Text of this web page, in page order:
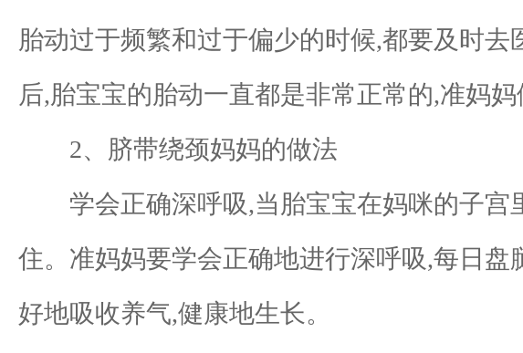
胎动过于频繁和过于偏少的时候,都要及时
后,胎宝宝的胎动一直都是非常正常的,准妈
2、脐带绕颈妈妈的做法
学会正确深呼吸,当胎宝宝在妈咪的子宫
住。准妈妈要学会正确地进行深呼吸,每日
好地吸收养气,健康地生长。